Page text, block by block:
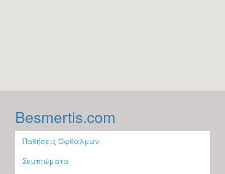
Besmertis.com
Παθήσεις Οφθαλμών
Συμπτώματα